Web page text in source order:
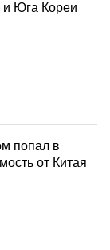
Юга Кореи
попал в
от Китая